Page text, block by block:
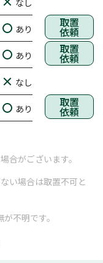
なし
あり 取置
依頼
あり 取置
依頼
なし
あり 取置
依頼
合がございます。
い場合は取置不可と
不明です。